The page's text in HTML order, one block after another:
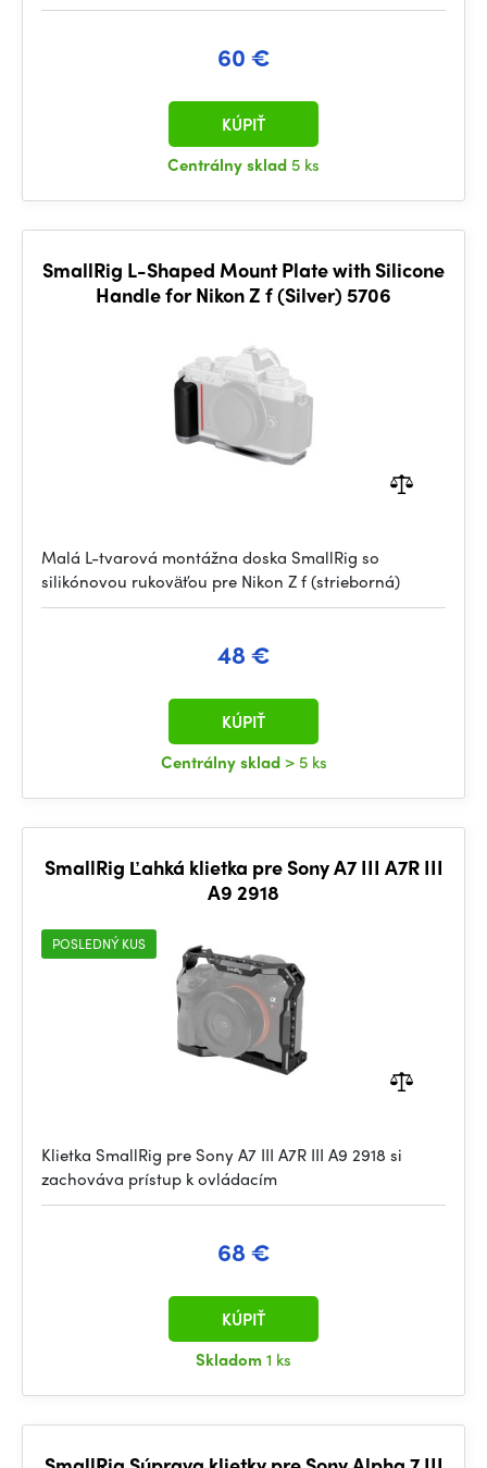
60 €
Centrálny sklad 5 ks
KÚPIŤ
SmallRig L-Shaped Mount Plate with Silicone
Handle for Nikon Z f (Silver) 5706
Malá L-tvarová montážna doska SmallRig so
silikónovou rukoväťou pre Nikon Z f (strieborná)
48 €
Centrálny sklad > 5 ks
KÚPIŤ
SmallRig Ľahká klietka pre Sony A7 III A7R III
A9 2918
POSLEDNÝ KUS
Klietka SmallRig pre Sony A7 III A7R III A9 2918 si
zachováva prístup k ovládacím
68 €
Skladom1 ks
KÚPIŤ